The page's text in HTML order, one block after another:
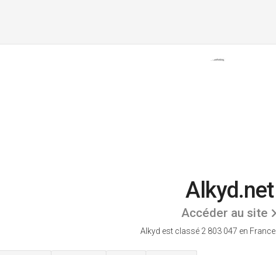
Alkyd.net
Accéder au site
Alkyd est classé 2 803 047 en France.